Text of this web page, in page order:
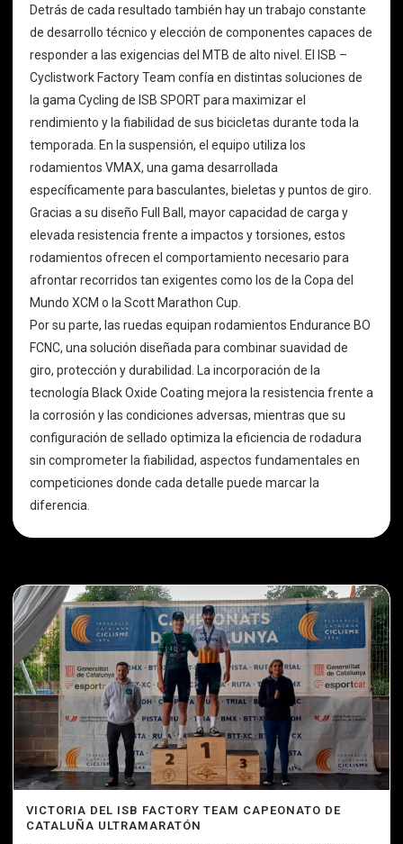
Detrás de cada resultado también hay un trabajo constante
de desarrollo técnico y elección de componentes capaces de
responder a las exigencias del MTB de alto nivel. El ISB –
Cyclistwork Factory Team confía en distintas soluciones de
la gama Cycling de ISB SPORT para maximizar el
rendimiento y la fiabilidad de sus bicicletas durante toda la
temporada. En la suspensión, el equipo utiliza los
rodamientos VMAX, una gama desarrollada
específicamente para basculantes, bieletas y puntos de giro.
Gracias a su diseño Full Ball, mayor capacidad de carga y
elevada resistencia frente a impactos y torsiones, estos
rodamientos ofrecen el comportamiento necesario para
afrontar recorridos tan exigentes como los de la Copa del
Mundo XCM o la Scott Marathon Cup.
Por su parte, las ruedas equipan rodamientos Endurance BO
FCNC, una solución diseñada para combinar suavidad de
giro, protección y durabilidad. La incorporación de la
tecnología Black Oxide Coating mejora la resistencia frente a
la corrosión y las condiciones adversas, mientras que su
configuración de sellado optimiza la eficiencia de rodadura
sin comprometer la fiabilidad, aspectos fundamentales en
competiciones donde cada detalle puede marcar la
diferencia.
VICTORIA DEL ISB FACTORY TEAM CAPEONATO DE
CATALUÑA ULTRAMARATÓN